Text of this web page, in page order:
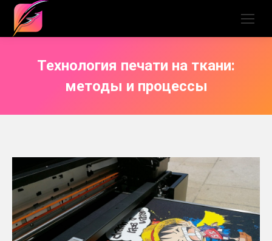
Технология печати на ткани:
методы и процессы